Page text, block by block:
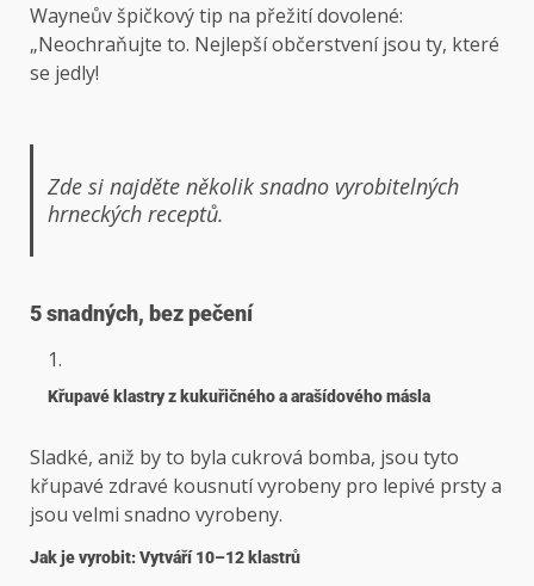
Wayneův špičkový tip na přežití dovolené:
„Neochraňujte to. Nejlepší občerstvení jsou ty, které
se jedly!
Zde si najděte několik snadno vyrobitelných
hrneckých receptů.
5 snadných, bez pečení
Křupavé klastry z kukuřičného a arašídového másla
Sladké, aniž by to byla cukrová bomba, jsou tyto
křupavé zdravé kousnutí vyrobeny pro lepivé prsty a
jsou velmi snadno vyrobeny.
Jak je vyrobit: Vytváří 10–12 klastrů